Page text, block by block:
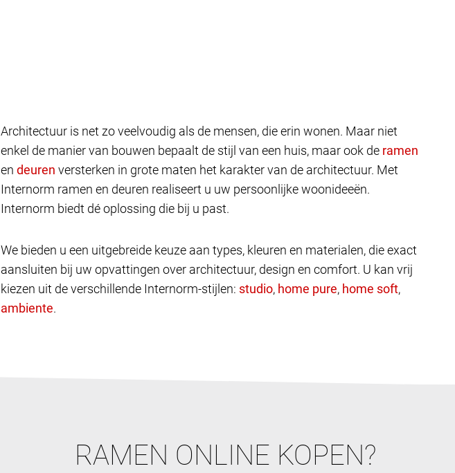
Architectuur is net zo veelvoudig als de mensen, die erin wonen. Maar niet
enkel de manier van bouwen bepaalt de stijl van een huis, maar ook de
en
versterken in grote maten het karakter van de architectuur. Met
Internorm ramen en deuren realiseert u uw persoonlijke woonideeën.
Internorm biedt dé oplossing die bij u past.
We bieden u een uitgebreide keuze aan types, kleuren en materialen, die exact
aansluiten bij uw opvattingen over architectuur, design en comfort. U kan vrij
kiezen uit de verschillende Internorm-stijlen:
, ,
,
.
RAMEN ONLINE KOPEN?